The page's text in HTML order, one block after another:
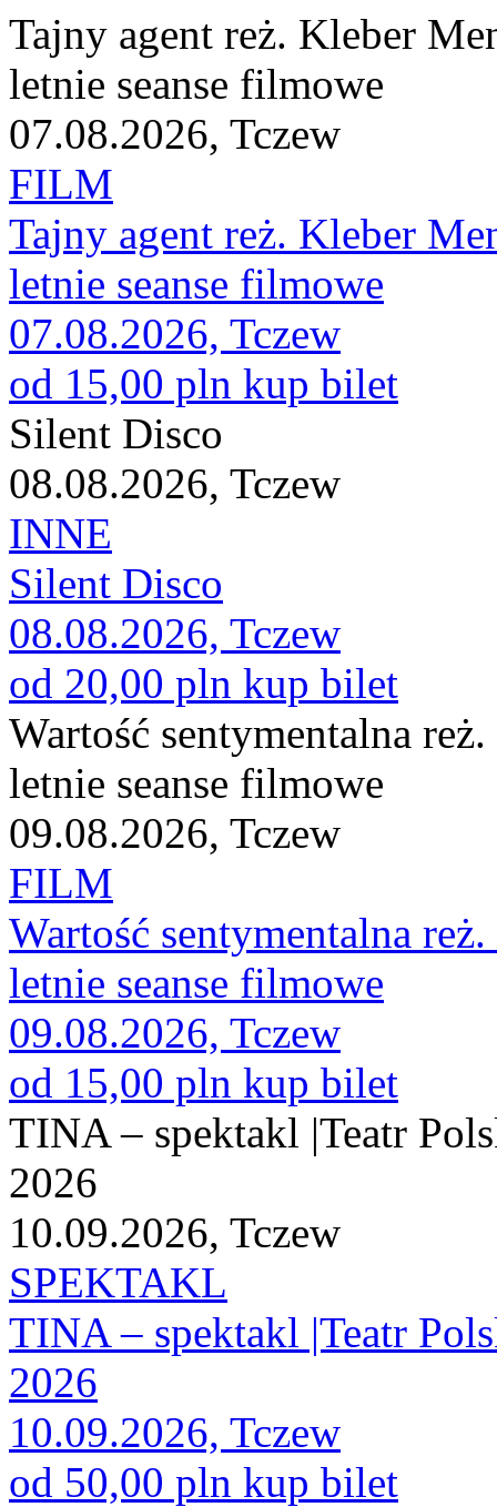
Tajny agent reż. Kleber
letnie seanse filmowe
07.08.2026, Tczew
FILM
Tajny agent reż. Kleber
letnie seanse filmowe
07.08.2026, Tczew
od 15,00 pln kup bilet
Silent Disco
08.08.2026, Tczew
INNE
Silent Disco
08.08.2026, Tczew
od 20,00 pln kup bilet
Wartość sentymentalna
letnie seanse filmowe
09.08.2026, Tczew
FILM
Wartość sentymentalna
letnie seanse filmowe
09.08.2026, Tczew
od 15,00 pln kup bilet
TINA – spektakl |Teatr
2026
10.09.2026, Tczew
SPEKTAKL
TINA – spektakl |Teatr
2026
10.09.2026, Tczew
od 50,00 pln kup bilet